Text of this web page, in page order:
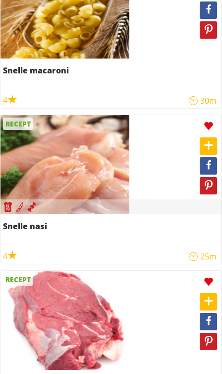
Snelle macaroni
4 30m
RECEPT
Snelle nasi
4 25m
RECEPT